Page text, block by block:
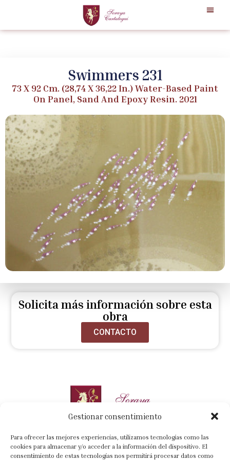
Gestionar consentimiento
Para ofrecer las mejores experiencias, utilizamos tecnologías como las
cookies para almacenar y/o acceder a la información del dispositivo. El
consentimiento de estas tecnologías nos permitirá procesar datos como
Swimmers 231
73 X 92 Cm. (28,74 X 36,22 In.) Water-Based Paint
On Panel, Sand And Epoxy Resin. 2021
Solicita más información sobre esta
obra
CONTACTO